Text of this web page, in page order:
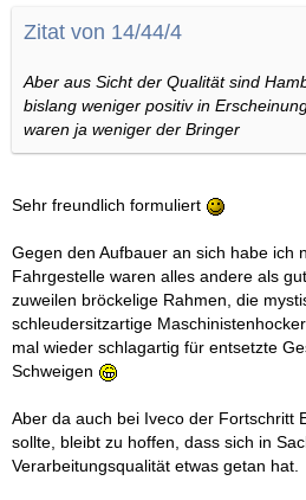
Zitat von 14/44/4
Aber aus Sicht der Qualität sind
bislang weniger positiv in
waren ja weniger der Bringer
Sehr freundlich formuliert
Gegen den Aufbauer an sich habe ich
Fahrgestelle waren alles andere als
zuweilen bröckelige Rahmen, die
schleudersitzartige
mal wieder schlagartig für entsetzte
Schweigen
Aber da auch bei Iveco der Fortschritt
sollte, bleibt zu hoffen, dass sich in
Verarbeitungsqualität etwas getan hat.